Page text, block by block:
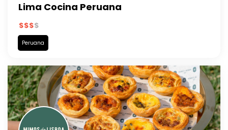
Lima Cocina Peruana
Peruana